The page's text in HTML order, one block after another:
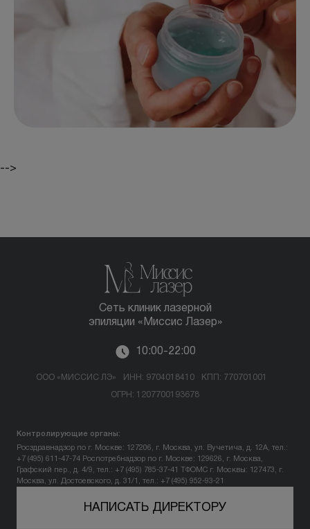
-->
Сеть клиник лазерной
эпиляции «Миссис Лазер»
10:00-22:00
ООО «МИССИС ЛЭ» ИНН: 9704018410 КПП: 770701001
ОГРН: 1207700193678
Контролирующие органы:
Росздравнадзор по г. Москве: 127206, г. Москва, ул. Вучетича, д. 12А, тел.:
+7 (495) 611-47-74 Роспотребнадзор по г. Москве: 129626, г. Москва,
Графский пер., д. 4/9, тел.: +7 (495) 785-37-41
ТФОМС г. Москвы: 127473, г.
Москва, ул. Достоевского, д. 31/1, тел.: +7 (495) 952-93-21
НАПИСАТЬ ДИРЕКТОРУ